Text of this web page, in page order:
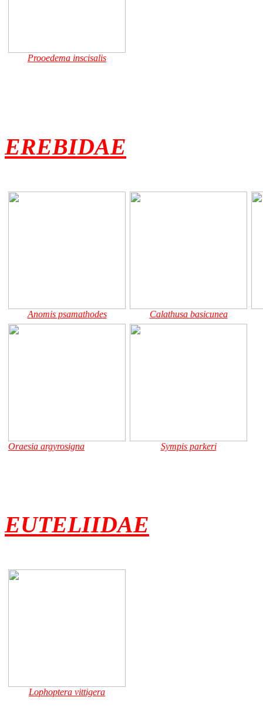
Prooedema inscisalis
EREBIDAE
Anomis psamathodes Calathusa basicunea
Oraesia argyrosigna Sympis parkeri
EUTELIIDAE
Lophoptera vittigera